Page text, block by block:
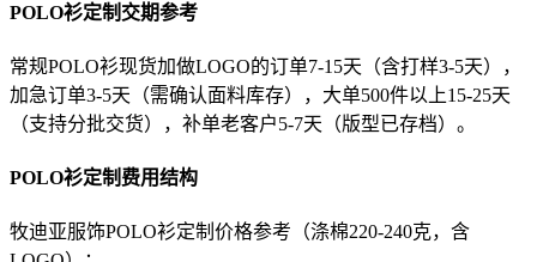
POLO衫定制交期参考
常规POLO衫现货加做LOGO的订单7-15天（含打样3-5天），
加急订单3-5天（需确认面料库存），大单500件以上15-25天
（支持分批交货），补单老客户5-7天（版型已存档）。
POLO衫定制费用结构
牧迪亚服饰POLO衫定制价格参考（涤棉220-240克，含